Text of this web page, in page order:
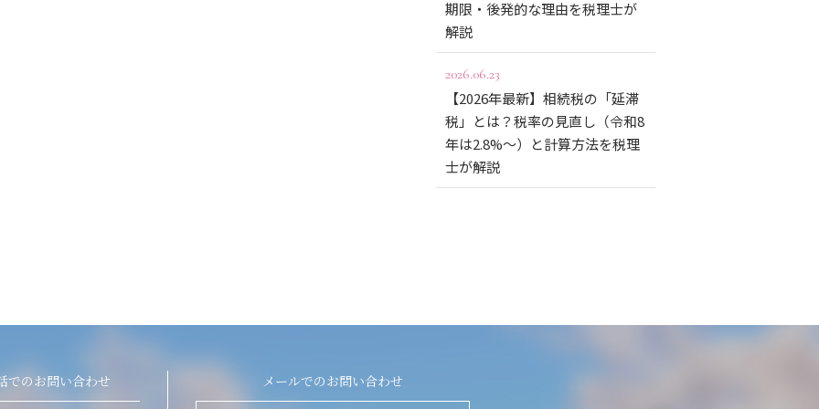
期限・後発的な理由を税理士が
解説
2026.06.23
【2026年最新】相続税の「延滞
税」とは？税率の見直し（令和8
年は2.8%〜）と計算方法を税理
士が解説
でのお問い合わせ メールでのお問い合わせ